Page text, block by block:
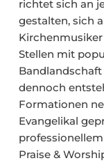
richtet sich an
gestalten, sich
Kirchenmusiker
Stellen mit
dennoch
Formationen
Evangelikal
Praise &